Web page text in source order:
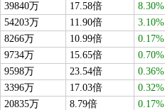
39840万 17.58倍 8.30%
54203万 11.90倍 3.10%
8266万 10.99倍 0.17%
9734万 15.65倍 0.70%
9598万 23.54倍 0.36%
3396万 17.03倍 0.32%
20835万 8.79倍 0.17%